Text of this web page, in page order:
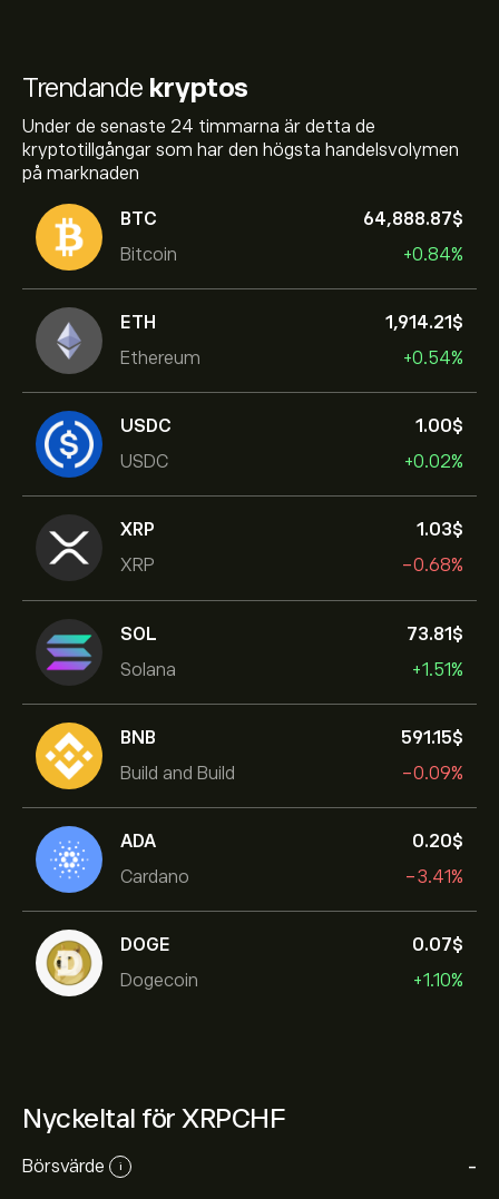
Trendande kryptos
Under de senaste 24 timmarna är detta de
kryptotillgångar som har den högsta handelsvolymen
på marknaden
BTC
Bitcoin
64,888.87‎$‎
+0.84%
ETH
Ethereum
1,914.21‎$‎
+0.54%
USDC
USDC
1.00‎$‎
+0.02%
XRP
XRP
1.03‎$‎
-0.68%
SOL
Solana
73.81‎$‎
+1.51%
BNB
Build and Build
591.15‎$‎
-0.09%
ADA
Cardano
0.20‎$‎
-3.41%
DOGE
Dogecoin
0.07‎$‎
+1.10%
Nyckeltal för XRPCHF
Börsvärde i -